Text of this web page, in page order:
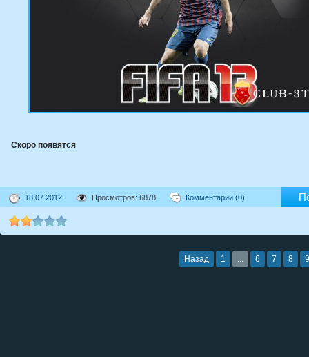
Скоро появятся
18.07.2012 Просмотров: 6878 Комментарии (0)
Назад 1 ... 6 7 8 9